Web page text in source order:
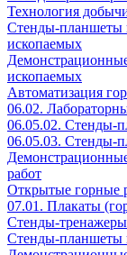
Технология
Стенды-планшеты
ископаемых
ископаемых
Автоматизация
06.02.
06.05.02. Стенды-
06.05.03. Стенды-
работ
Открытые горные
07.01. Плакаты
Стенды-
Стенды-планшеты